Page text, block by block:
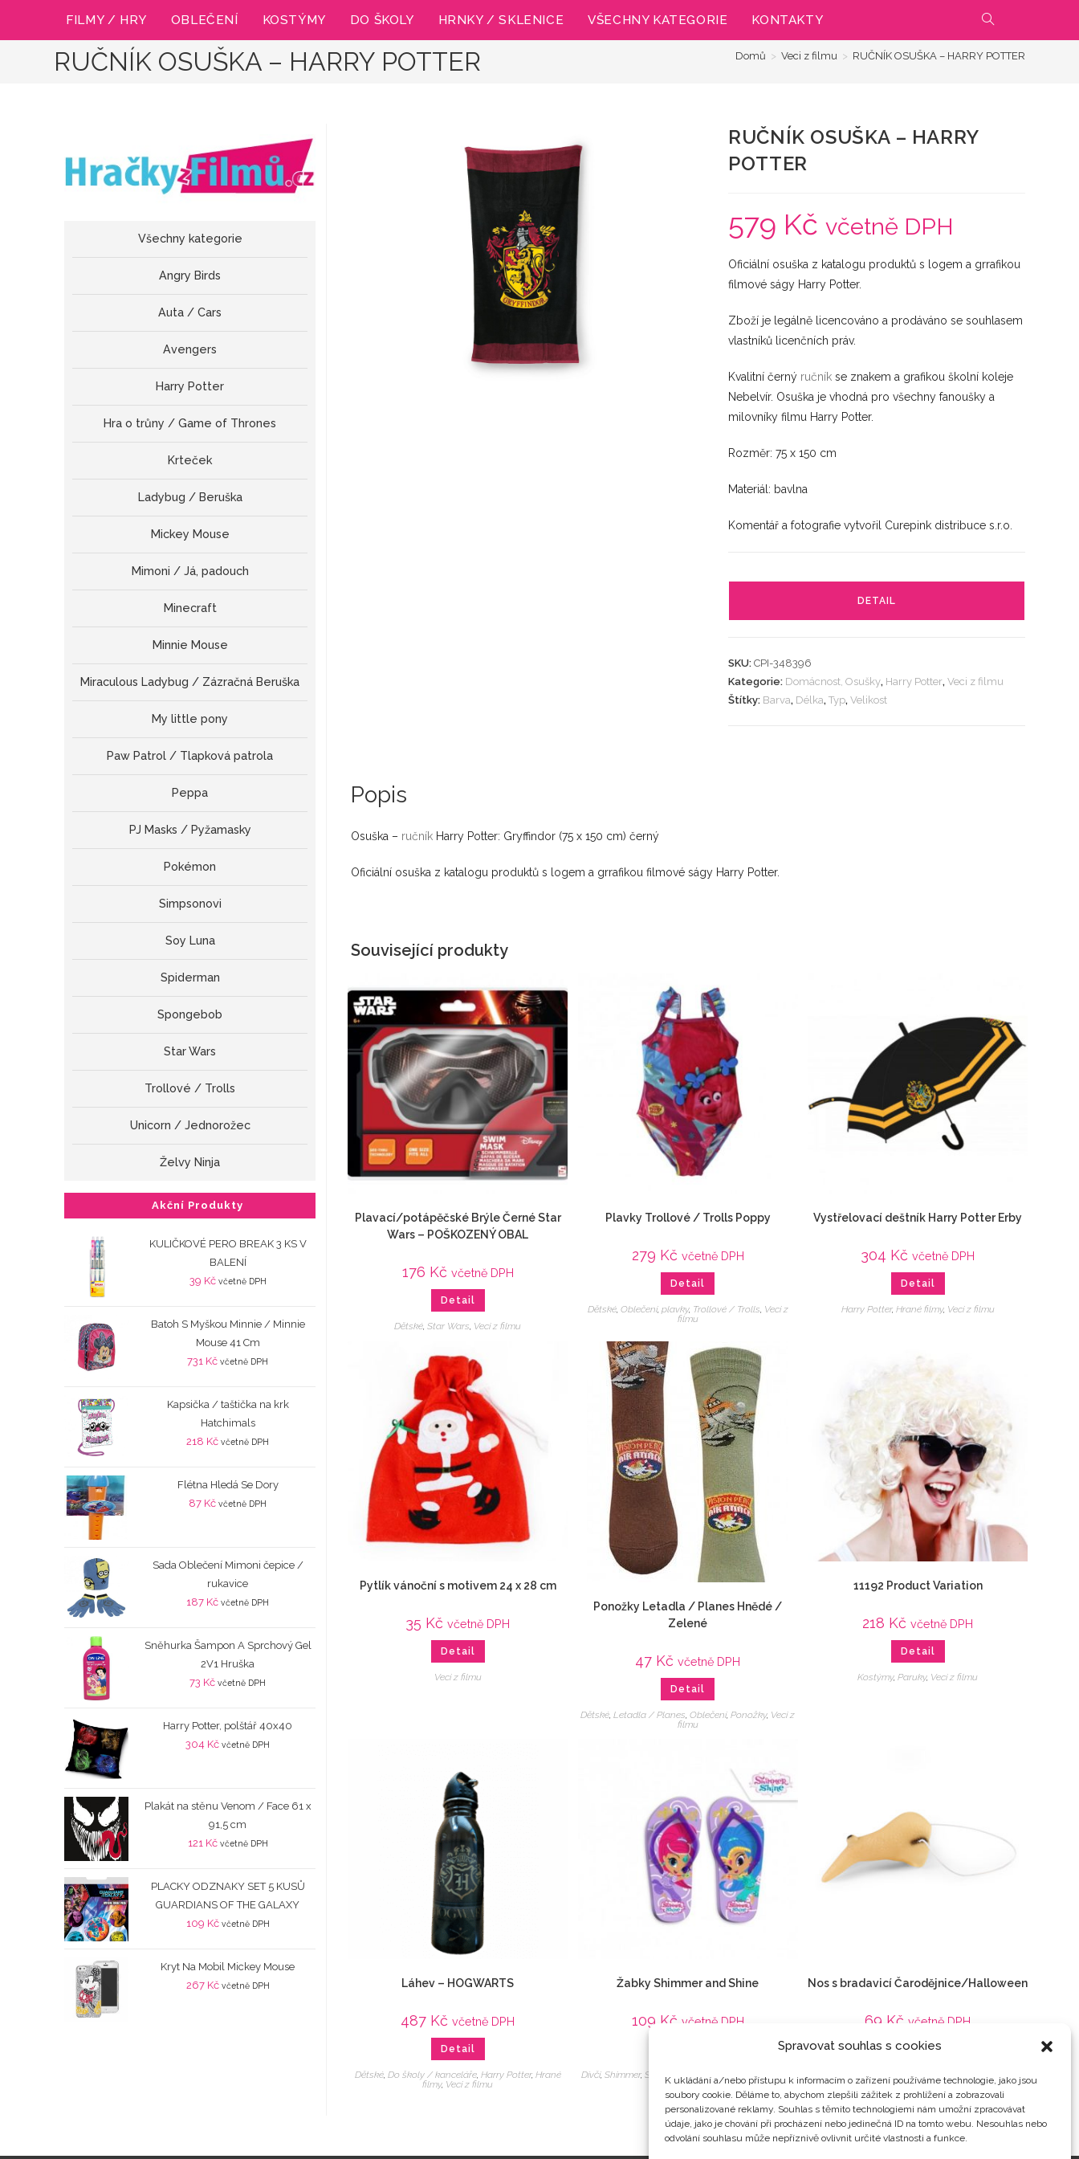
Spravovat souhlas s cookies
K ukládání a/nebo přístupu k informacím o zařízení používáme technologie, jako jsou
soubory cookie. Děláme to, abychom zlepšili zážitek z prohlížení a zobrazovali
personalizované reklamy. Souhlas s těmito technologiemi nám umožní zpracovávat
údaje, jako je chování při procházení nebo jedinečná ID na tomto webu. Nesouhlas nebo
odvolání souhlasu může nepříznivě ovlivnit určité vlastnosti a funkce.
FILMY / HRY OBLEČENÍ KOSTÝMY DO ŠKOLY HRNKY / SKLENICE VŠECHNY KATEGORIE KONTAKTY PŘEPNOUT
VYHLEDÁVÁNÍ
RUČNÍK OSUŠKA – HARRY POTTER Domů > Veci z filmu > RUČNÍK OSUŠKA – HARRY POTTER
RUČNÍK OSUŠKA – HARRY
POTTER
579 Kč včetně DPH
Oficiální osuška z katalogu produktů s logem a grrafikou
filmové ságy Harry Potter.
Zboží je legálně licencováno a prodáváno se souhlasem
vlastníků licenčních práv.
Kvalitní černý ručník se znakem a grafikou školní koleje
Nebelvír. Osuška je vhodná pro všechny fanoušky a
milovníky filmu Harry Potter.
Rozměr: 75 x 150 cm
Materiál: bavlna
Komentář a fotografie vytvořil Curepink distribuce s.r.o.
DETAIL
SKU:CPI-348396
Kategorie: Domácnost, Osušky, Harry Potter,Veci z filmu
Štítky: Barva, Délka,Typ,Velikost
Popis
Osuška – ručníkHarry Potter: Gryffindor (75 x 150 cm) černý
Oficiální osuška z katalogu produktů s logem a grrafikou filmové ságy Harry Potter.
Související produkty
Plavací/potápěčské Brýle Černé Star
Wars – POŠKOZENÝ OBAL
176 Kč včetně DPH
Detail
Dětské,Star Wars, Veci z filmu
Plavky Trollové / Trolls Poppy
279 Kč včetně DPH
Detail
Dětské, Oblečení, plavky, Trollové / Trolls, Veci z
filmu
Vystřelovací deštník Harry Potter Erby
304 Kč včetně DPH
Detail
Harry Potter, Hrané filmy, Veci z filmu
Pytlík vánoční s motivem 24 x 28 cm
35 Kč včetně DPH
Detail
Veci z filmu
Ponožky Letadla / Planes Hnědé /
Zelené
47 Kč včetně DPH
Detail
Dětské ,Letadla / Planes ,Oblečení,Ponožky, Veci z
filmu
11192 Product Variation
218 Kč včetně DPH
Detail
Kostýmy,Paruky, Veci z filmu
Láhev – HOGWARTS
487 Kč včetně DPH
Detail
Dětské, Do školy / kanceláře, Harry Potter, Hrané
filmy, Veci z filmu
Žabky Shimmer and Shine
109 Kč včetně DPH
Dívčí,Shimmer,Shimmer a Shine Shine Veci z filmu
Nos s bradavicí Čarodějnice/Halloween
69 Kč včetně DPH
Detail
Dětské , Kostýmy Veci z filmu
Všechny kategorie
Angry Birds
Auta / Cars
Avengers
Harry Potter
Hra o trůny / Game of Thrones
Krteček
Ladybug / Beruška
Mickey Mouse
Mimoni / Já, padouch
Minecraft
Minnie Mouse
Miraculous Ladybug / Zázračná Beruška
My little pony
Paw Patrol / Tlapková patrola
Peppa
PJ Masks / Pyžamasky
Pokémon
Simpsonovi
Soy Luna
Spiderman
Spongebob
Star Wars
Trollové / Trolls
Unicorn / Jednorožec
Želvy Ninja
Akční Produkty
KULIČKOVÉ PERO BREAK 3 KS V
BALENÍ
39 Kč včetně DPH
Batoh S Myškou Minnie / Minnie
Mouse 41 Cm
731 Kč včetně DPH
Kapsička / taštička na krk
Hatchimals
218 Kč včetně DPH
Flétna Hledá Se Dory
87 Kč včetně DPH
Sada Oblečení Mimoni čepice /
rukavice
187 Kč včetně DPH
Sněhurka Šampon A Sprchový Gel
2V1 Hruška
73 Kč včetně DPH
Harry Potter, polštář 40x40
304 Kč včetně DPH
Plakát na stěnu Venom / Face 61 x
91,5 cm
121 Kč včetně DPH
PLACKY ODZNAKY SET 5 KUSŮ
GUARDIANS OF THE GALAXY
109 Kč včetně DPH
Kryt Na Mobil Mickey Mouse
267 Kč včetně DPH